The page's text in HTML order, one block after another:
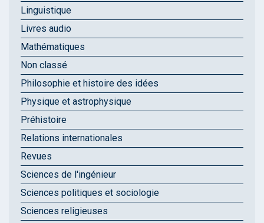
Linguistique
Livres audio
Mathématiques
Non classé
Philosophie et histoire des idées
Physique et astrophysique
Préhistoire
Relations internationales
Revues
Sciences de l'ingénieur
Sciences politiques et sociologie
Sciences religieuses